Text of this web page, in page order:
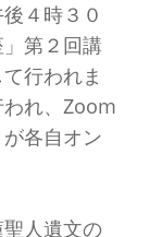
４時３０
第２回講
行われま
われ、Zoom
各自オン
人遺文の